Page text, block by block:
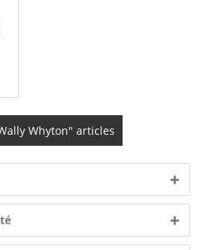
Whyton" articles